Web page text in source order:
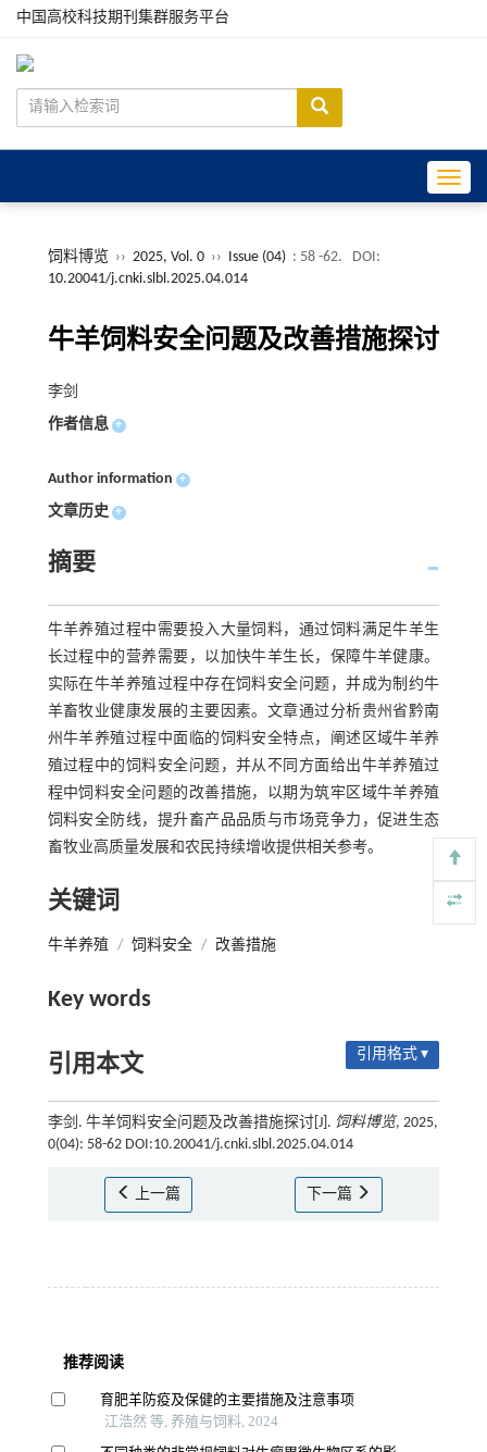
中国高校科技期刊集群服务平台
饲料博览 ›› 2025, Vol. 0 ›› Issue (04) : 58 -62.
DOI:
10.20041/j.cnki.slbl.2025.04.014
牛羊饲料安全问题及改善措施探讨
李剑
作者信息 +
Author information +
文章历史 +
摘要
牛羊养殖过程中需要投入大量饲料，通过饲料满足牛羊生
长过程中的营养需要，以加快牛羊生长，保障牛羊健康。
实际在牛羊养殖过程中存在饲料安全问题，并成为制约牛
羊畜牧业健康发展的主要因素。文章通过分析贵州省黔南
州牛羊养殖过程中面临的饲料安全特点，阐述区域牛羊养
殖过程中的饲料安全问题，并从不同方面给出牛羊养殖过
程中饲料安全问题的改善措施，以期为筑牢区域牛羊养殖
饲料安全防线，提升畜产品品质与市场竞争力，促进生态
畜牧业高质量发展和农民持续增收提供相关参考。
关键词
牛羊养殖 / 饲料安全 / 改善措施
Key words
引用本文 引用格式 ▾
李剑. 牛羊饲料安全问题及改善措施探讨[J]. 饲料博览, 2025,
0(04): 58-62 DOI:10.20041/j.cnki.slbl.2025.04.014
上一篇 下一篇